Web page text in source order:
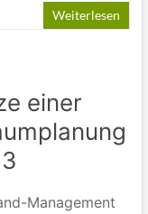
Weiterlesen
einer
Management